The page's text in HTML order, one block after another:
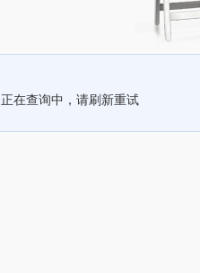
正在查询中，请刷新重试